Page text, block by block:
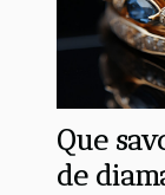
Que
de